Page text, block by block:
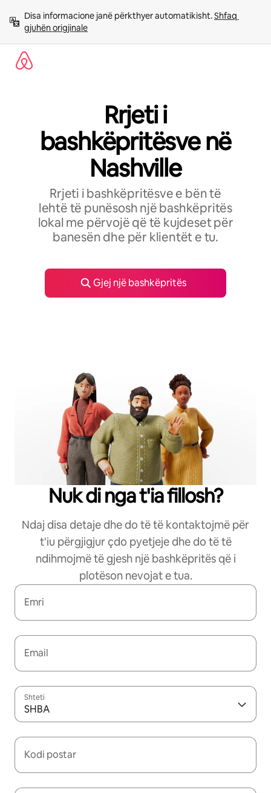
përmbajtja
Disa informacione janë përkthyer automatikisht. Shfaq
gjuhën origjinale
Rrjeti i
bashkëpritësve në
Nashville
Rrjeti i bashkëpritësve e bën të
lehtë të punësosh një bashkëpritës
lokal me përvojë që të kujdeset për
banesën dhe për klientët e tu.
Gjej një bashkëpritës
Nuk di nga t'ia fillosh?
Ndaj disa detaje dhe do të të kontaktojmë për
t'iu përgjigjur çdo pyetjeje dhe do të të
ndihmojmë të gjesh një bashkëpritës që i
plotëson nevojat e tua.
Emri
Email
Shteti
SHBA
Kodi postar